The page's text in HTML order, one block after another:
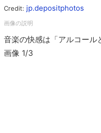
Credit: jp.depositphotos
音楽の快感は「アルコール
画像 1/3